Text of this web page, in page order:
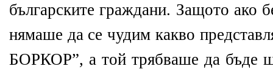
българските граждани. Защото ако
нямаше да се чудим какво
БОРКОР”, а той трябваше да бъде